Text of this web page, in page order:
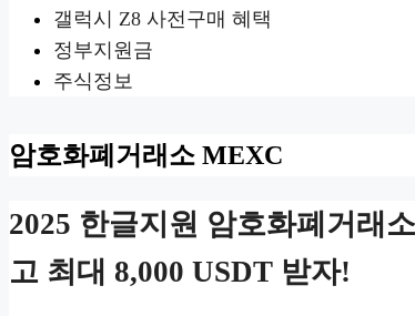
갤럭시 Z8 사전구매 혜택
정부지원금
주식정보
암호화폐거래소 MEXC
2025 한글지원 암호화폐거래
고 최대 8,000 USDT 받자!